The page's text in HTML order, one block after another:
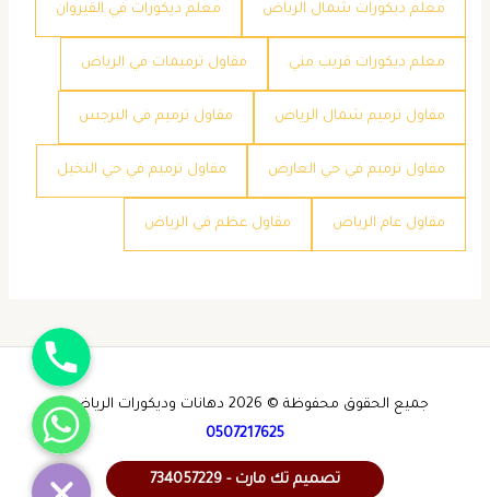
معلم ديكورات شمال الرياض معلم ديكورات في القيروان
معلم ديكورات قريب مني مقاول ترميمات في الرياض
مقاول ترميم شمال الرياض مقاول ترميم في النرجس
مقاول ترميم في حي العارض مقاول ترميم في حي النخيل
مقاول عام الرياض مقاول عظم في الرياض
جميع الحقوق محفوظة © 2026 دهانات وديكورات الرياض -
0507217625
تصميم تك مارت - 734057229
جوال
واتساب